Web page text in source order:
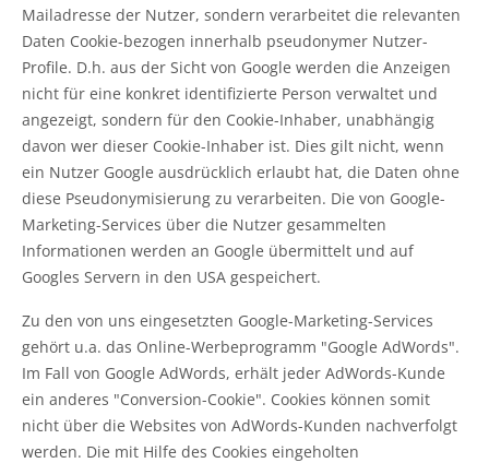
Mailadresse der Nutzer, sondern verarbeitet die relevanten
Daten Cookie-bezogen innerhalb pseudonymer Nutzer-
Profile. D.h. aus der Sicht von Google werden die Anzeigen
nicht für eine konkret identifizierte Person verwaltet und
angezeigt, sondern für den Cookie-Inhaber, unabhängig
davon wer dieser Cookie-Inhaber ist. Dies gilt nicht, wenn
ein Nutzer Google ausdrücklich erlaubt hat, die Daten ohne
diese Pseudonymisierung zu verarbeiten. Die von Google-
Marketing-Services über die Nutzer gesammelten
Informationen werden an Google übermittelt und auf
Googles Servern in den USA gespeichert.
Zu den von uns eingesetzten Google-Marketing-Services
gehört u.a. das Online-Werbeprogramm "Google AdWords".
Im Fall von Google AdWords, erhält jeder AdWords-Kunde
ein anderes "Conversion-Cookie". Cookies können somit
nicht über die Websites von AdWords-Kunden nachverfolgt
werden. Die mit Hilfe des Cookies eingeholten